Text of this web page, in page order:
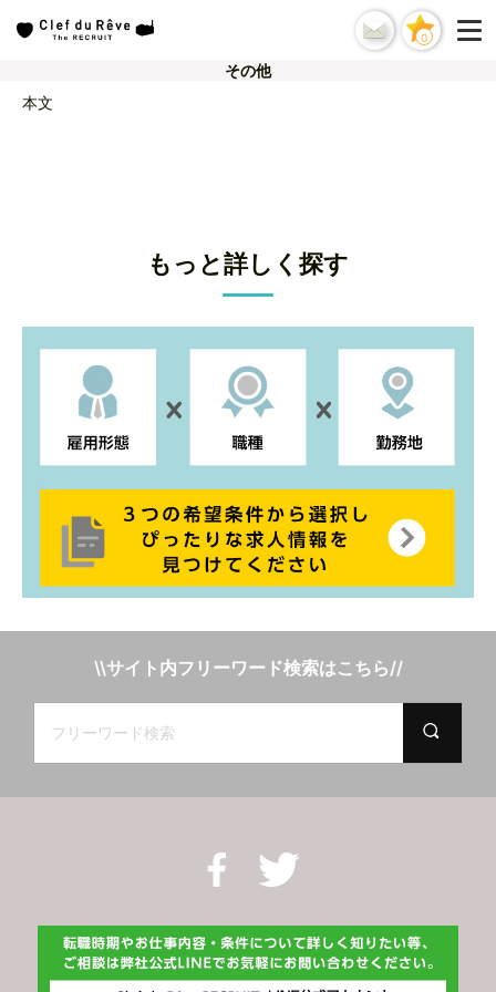
0
その他
本文
もっと詳しく探す
\\サイト内フリーワード検索はこちら//